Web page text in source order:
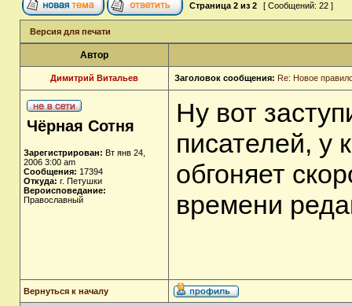
Страница 2 из 2 [ Сообщений: 22 ]
Версия для печати
Автор
Димитрий Витальев Заголовок сообщения: Re: Новое
Чёрная Сотня
Зарегистрирован: Вт янв 24,
2006 3:00 am
Сообщения: 17394
Откуда: г. Петушки
Вероисповедание:
Православный
Ну вот
писателей, у
обгоняет
времени
Вернуться к началу